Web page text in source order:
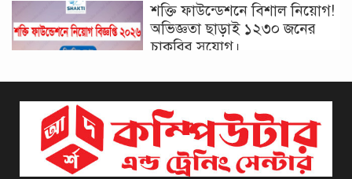
শক্তি ফাউন্ডেশনে বিশাল নিয়োগ!
অভিজ্ঞতা ছাড়াই ১২৩০ জনের
চাকরির সুযোগ।
বিজ্ঞপ্তি ২০২৬ | Taxes Zone
Dinajpur Job Circular 2026
বেসরকারি সংস্থা সেতু (SETU)